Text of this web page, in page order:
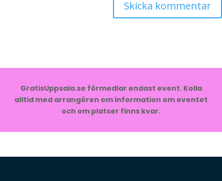
GratisUppsala.se förmedlar endast event. Kolla
alltid med arrangören om information om eventet
och om platser finns kvar.